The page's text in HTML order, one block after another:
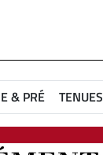
& PRÉ TENUES